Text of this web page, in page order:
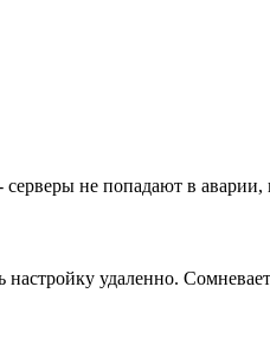
не попадают в
удаленно.